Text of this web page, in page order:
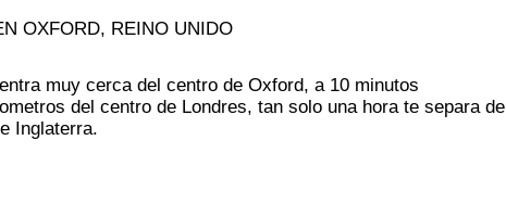
OXFORD, REINO UNIDO
muy cerca del centro de Oxford, a 10 minutos
del centro de Londres, tan solo una hora te separa de
Inglaterra.